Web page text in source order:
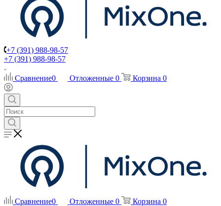
+7 (391) 988-98-57
+7 (391) 988-98-57
Сравнение0 Отложенные 0 Корзина 0
Сравнение0 Отложенные 0 Корзина 0